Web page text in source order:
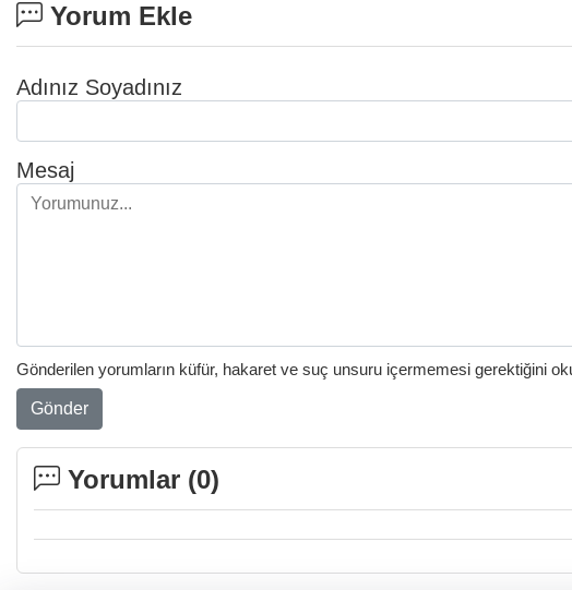
Yorum Ekle
Adınız Soyadınız
Mesaj
Gönderilen yorumların küfür, hakaret ve suç unsuru içermemesi gerektiğini
Gönder
Yorumlar (0)